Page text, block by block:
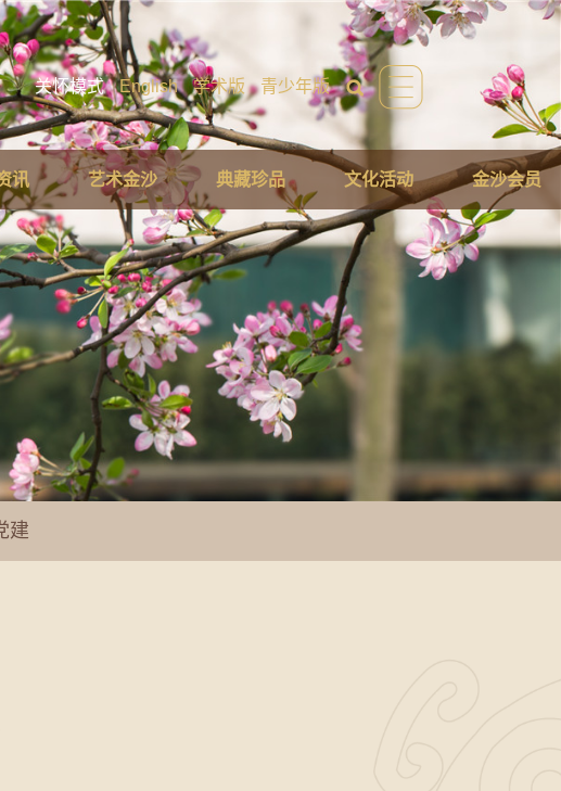
关怀模式 English 学术版 青少年版
讯 艺术金沙 典藏珍品 文化活动 金沙会员
建